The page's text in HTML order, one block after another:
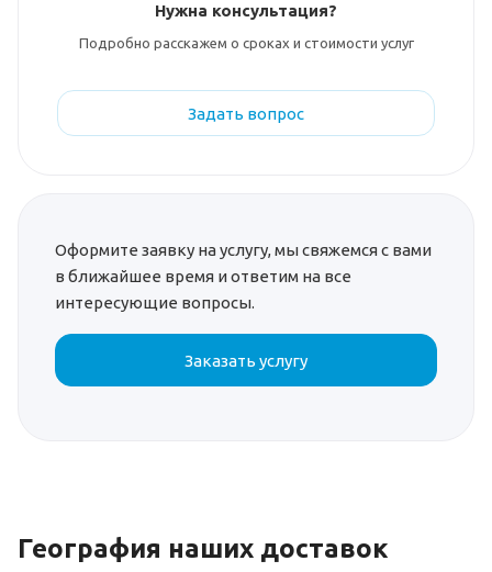
Нужна консультация?
Подробно расскажем о сроках и стоимости услуг
Задать вопрос
Оформите заявку на услугу, мы свяжемся с вами
в ближайшее время и ответим на все
интересующие вопросы.
Заказать услугу
География наших доставок